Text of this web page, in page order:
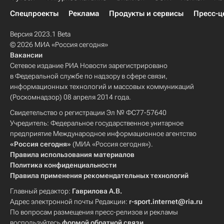
Спецпроекты
Реклама Продукты и сервисы Пресс-
Версия 2023.1 Beta
© 2026 МИА «Россия сегодня»
Вакансии
Сетевое издание РИА Новости зарегистрировано
в Федеральной службе по надзору в сфере связи,
информационных технологий и массовых коммуникаций
(Роскомнадзор) 08 апреля 2014 года.
Свидетельство о регистрации Эл № ФС77-57640
Учредитель: Федеральное государственное унитарное
предприятие Международное информационное агентство
«Россия сегодня» (МИА «Россия сегодня»).
Правила использования материалов
Политика конфиденциальности
Правила применения рекомендательных технологий
Главный редактор: Гаврилова А.В.
Адрес электронной почты Редакции: r-sport.internet@ria.ru
По вопросам размещения пресс-релизов и рекламы